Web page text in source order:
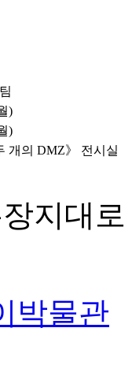
)
)
개의 DMZ》 전시실
지대
박물관